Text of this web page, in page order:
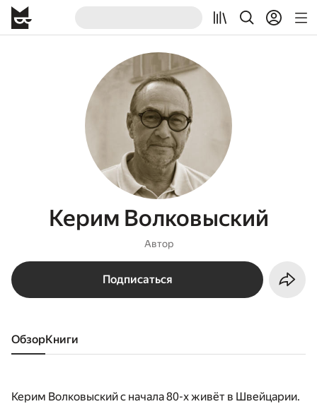
Керим Волковыский
Автор
Подписаться
Обзор книги
Керим Волковыский c начала 80-х живёт в Швейцарии.